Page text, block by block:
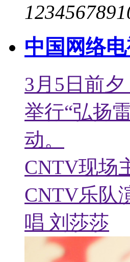
123456789
中国网络
3月5日前
举行“弘扬
动。
CNTV现场
CNTV乐队
唱 刘莎莎
CNTV互